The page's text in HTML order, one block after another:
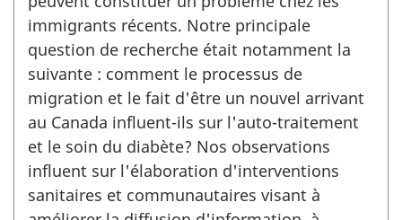
immigrants récents. Notre principale
question de recherche était notamment la
suivante : comment le processus de
migration et le fait d'être un nouvel arrivant
au Canada influent-ils sur l'auto-traitement
et le soin du diabète? Nos observations
influent sur l'élaboration d'interventions
sanitaires et communautaires visant à